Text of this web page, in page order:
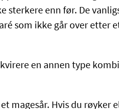
sterkere enn før. De
som ikke går over etter
en annen type
magesår. Hvis du røyker